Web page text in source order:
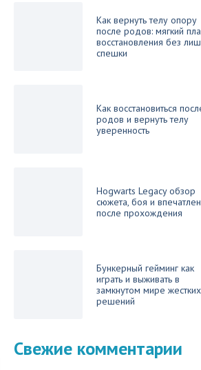
Как вернуть телу опору
после родов: мягкий
восстановления без
спешки
Как восстановиться
родов и вернуть телу
уверенность
Hogwarts Legacy обзор
сюжета, боя и
после прохождения
Бункерный гейминг как
играть и выживать в
замкнутом мире жестких
решений
Свежие комментарии